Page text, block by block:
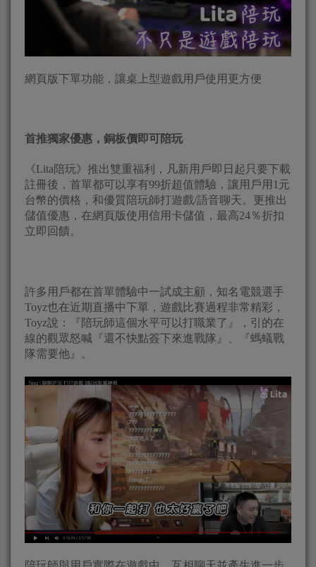
網頁版下單功能，讓桌上型遊戲用戶使用更方便
首推獨家優惠，銅板價即可陪玩
《Lita陪玩》推出雙重福利，凡新用戶即日起只要下載
註冊後，首單都可以享有99折超值體驗，讓用戶用1元
台幣的價格，和優質陪玩師打遊戲/語音聊天。更推出
儲值優惠，在網頁版使用信用卡儲值，最高24％折扣
立即回饋。
許多用戶都在首單體驗中一試成主顧，知名電競選手
Toyz也在近期直播中下單，遊戲比賽過程非常精彩，
Toyz說：『陪玩師這個水平可以打職業了』，引的在
線的觀眾怒喊『還不快點簽下來進戰隊』、『螞蟻戰
隊需要他』。